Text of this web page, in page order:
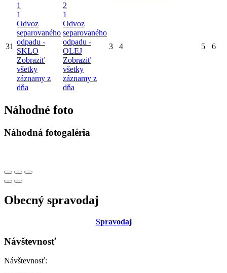
31
1
1
Odvoz
separovaného
odpadu -
SKLO
Zobraziť
všetky
záznamy z
dňa
2
1
Odvoz
separovaného
odpadu -
OLEJ
Zobraziť
všetky
záznamy z
dňa
3 4 5 6
Náhodné foto
Náhodná fotogaléria
Obecný spravodaj
Spravodaj
Návštevnosť
Návštevnosť: